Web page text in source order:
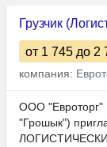
Грузчик
от 1 745 до 2
компания:
ООО "Евроторг"
"Грошык")